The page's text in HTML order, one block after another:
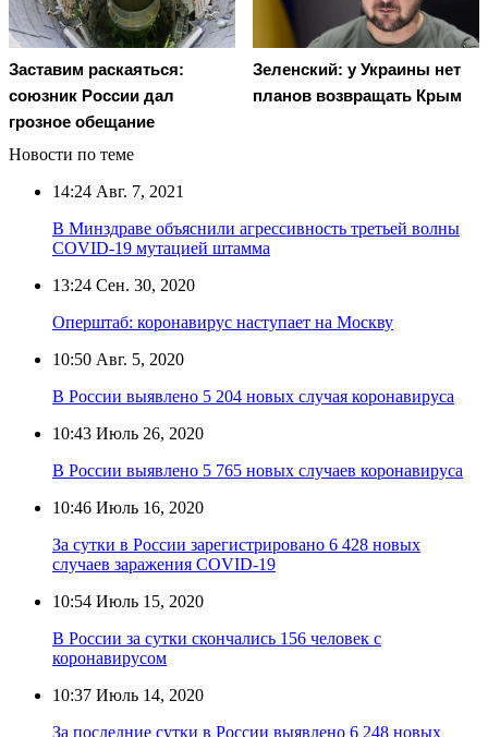
Заставим раскаяться:
союзник России дал
грозное обещание
Зеленский: у Украины нет
планов возвращать Крым
Новости по теме
14:24 Авг. 7, 2021
В Минздраве объяснили агрессивность третьей волны
COVID-19 мутацией штамма
13:24 Сен. 30, 2020
Оперштаб: коронавирус наступает на Москву
10:50 Авг. 5, 2020
В России выявлено 5 204 новых случая коронавируса
10:43 Июль 26, 2020
В России выявлено 5 765 новых случаев коронавируса
10:46 Июль 16, 2020
За сутки в России зарегистрировано 6 428 новых
случаев заражения COVID-19
10:54 Июль 15, 2020
В России за сутки скончались 156 человек с
коронавирусом
10:37 Июль 14, 2020
За последние сутки в России выявлено 6 248 новых